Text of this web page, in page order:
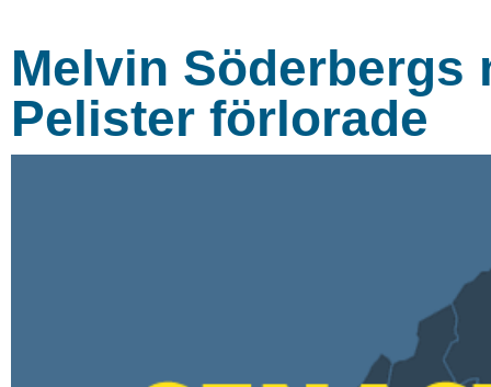
Melvin Söderbergs
Pelister förlorade